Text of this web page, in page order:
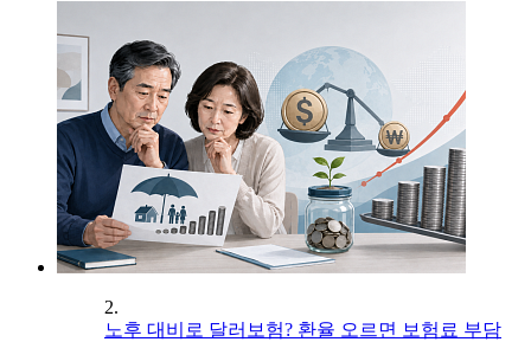
2.
노후 대비로 달러보험? 환율 오르면 보험료 부담